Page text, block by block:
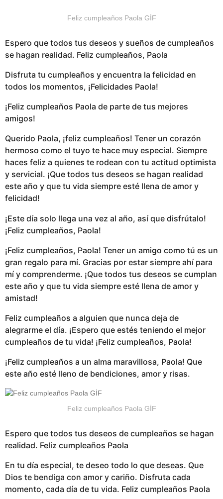
Feliz cumpleaños Paola GİF
Espero que todos tus deseos y sueños de cumpleaños
se hagan realidad. Feliz cumpleaños, Paola
Disfruta tu cumpleaños y encuentra la felicidad en
todos los momentos, ¡Felicidades Paola!
¡Feliz cumpleaños Paola de parte de tus mejores
amigos!
Querido Paola, ¡feliz cumpleaños! Tener un corazón
hermoso como el tuyo te hace muy especial. Siempre
haces feliz a quienes te rodean con tu actitud optimista
y servicial. ¡Que todos tus deseos se hagan realidad
este año y que tu vida siempre esté llena de amor y
felicidad!
¡Este día solo llega una vez al año, así que disfrútalo!
¡Feliz cumpleaños, Paola!
¡Feliz cumpleaños, Paola! Tener un amigo como tú es un
gran regalo para mí. Gracias por estar siempre ahí para
mí y comprenderme. ¡Que todos tus deseos se cumplan
este año y que tu vida siempre esté llena de amor y
amistad!
Feliz cumpleaños a alguien que nunca deja de
alegrarme el día. ¡Espero que estés teniendo el mejor
cumpleaños de tu vida! ¡Feliz cumpleaños, Paola!
¡Feliz cumpleaños a un alma maravillosa, Paola! Que
este año esté lleno de bendiciones, amor y risas.
Feliz cumpleaños Paola GİF
Espero que todos tus deseos de cumpleaños se hagan
realidad. Feliz cumpleaños Paola
En tu día especial, te deseo todo lo que deseas. Que
Dios te bendiga con amor y cariño. Disfruta cada
momento, cada día de tu vida. Feliz cumpleaños Paola